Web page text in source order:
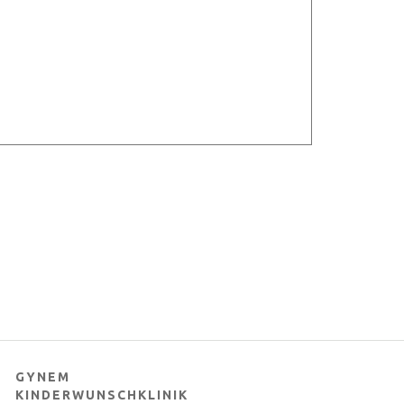
GYNEM
KINDERWUNSCHKLINIK